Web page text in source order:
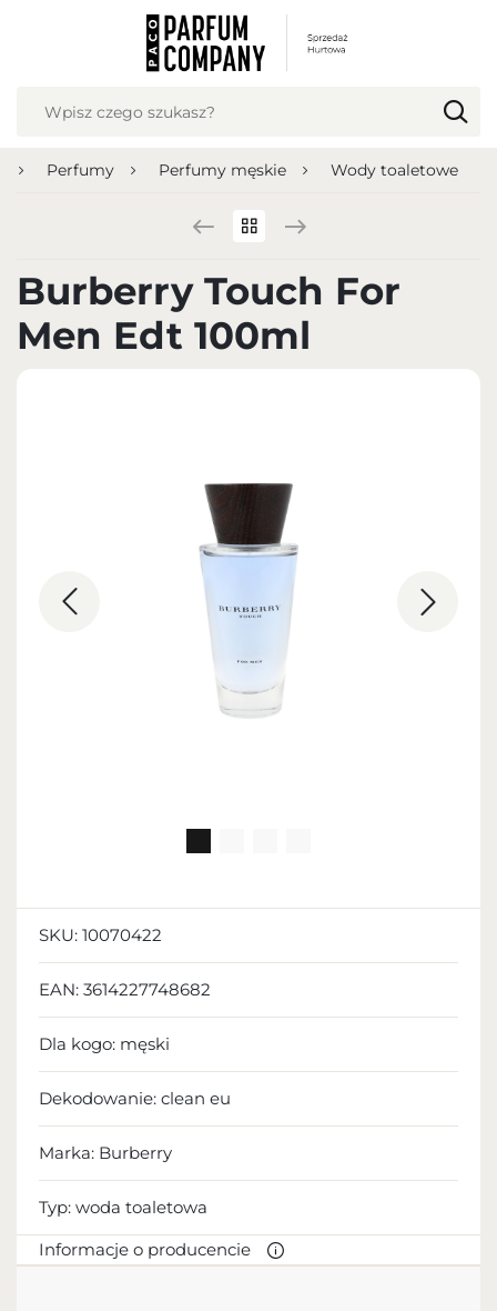
Perfumy Perfumy męskie Wody toaletowe
Burberry Touch For
Men Edt 100ml
SKU: 10070422
EAN: 3614227748682
Dla kogo: męski
Dekodowanie: clean eu
Marka: Burberry
Typ: woda toaletowa
Informacje o producencie
USTAWIENIA REGIONALNE
Język
Polish zloty (PLN)
ZAPISZ